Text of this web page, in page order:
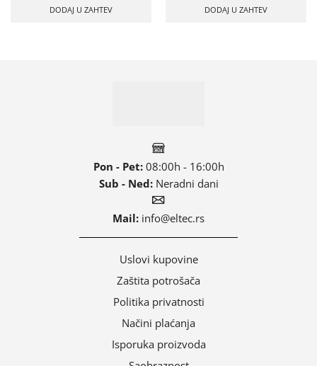
DODAJ U ZAHTEV DODAJ U ZAHTEV
Pon - Pet:08:00h - 16:00h
Sub - Ned:Neradni dani
Mail: info@eltec.rs
Uslovi kupovine
Zaštita potrošača
Politika privatnosti
Načini plaćanja
Isporuka proizvoda